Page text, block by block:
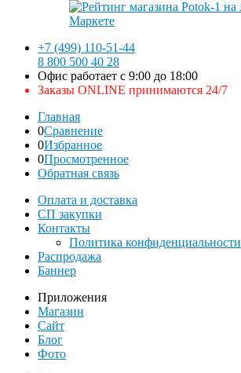
+7 (499) 110-51-44
8 800 500 40 28
Офис работает с 9:00 до 18:00
Заказы ONLINE принимаются 24/7
Главная
0Сравнение
0Избранное
0Просмотренное
Обратная связь
Оплата и доставка
СП закупки
Контакты
Политика конфиденциальности
Распродажа
Баннер
Приложения
Магазин
Сайт
Блог
Фото